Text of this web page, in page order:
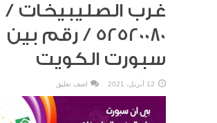
غرب الصليبيخات /
52520080 / رقم بين
سبورت الكويت
12 أبريل، 2021 اضف تعليق